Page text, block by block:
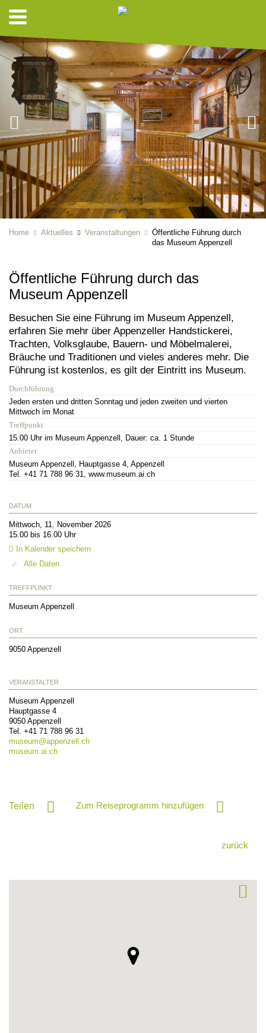
Home Aktuelles Veranstaltungen
Öffentliche Führung durch
das Museum Appenzell
Öffentliche Führung durch das
Museum Appenzell
Besuchen Sie eine Führung im Museum Appenzell,
erfahren Sie mehr über Appenzeller Handstickerei,
Trachten, Volksglaube, Bauern- und Möbelmalerei,
Bräuche und Traditionen und vieles anderes mehr. Die
Führung ist kostenlos, es gilt der Eintritt ins Museum.
Durchführung
Jeden ersten und dritten Sonntag und jeden zweiten und vierten
Mittwoch im Monat
Treffpunkt
15.00 Uhr im Museum Appenzell, Dauer: ca. 1 Stunde
Anbieter
Museum Appenzell, Hauptgasse 4, Appenzell
Tel. +41 71 788 96 31, www.museum.ai.ch
DATUM
Mittwoch, 11. November 2026
15.00 bis 16.00 Uhr
In Kalender speichern
Alle Daten
TREFFPUNKT
Museum Appenzell
ORT
9050 Appenzell
VERANSTALTER
Museum Appenzell
Hauptgasse 4
9050 Appenzell
Tel. +41 71 788 96 31
museum@appenzell.ch
museum.ai.ch
Teilen Zum Reiseprogramm hinzufügen
zurück